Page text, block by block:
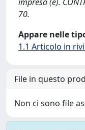
70.
Appare nelle
1.1 Articolo in
File in questo
Non ci sono file